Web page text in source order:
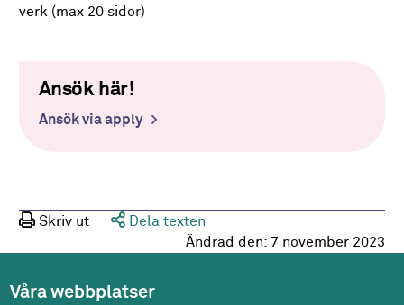
verk (max 20 sidor)
Ansök här!
Ansök via apply
Skriv ut
Dela texten
Ändrad den: 7 november 2023
Våra webbplatser